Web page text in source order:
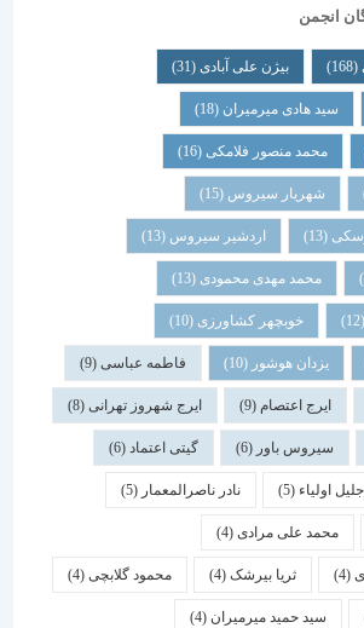
بیژن علی آبادی(31)
میرمیران(18)
منصور فلامکی (16)
سیروس(15)
اردشیر سیروس(13)
مهدی محمودی(13)
خوبچهر کشاورزی(10)
هوشور(10) فاطمه عباسی(9)
اعتصام(9) ایرج شهروز تهرانی(8)
باور(6) گیتی اعتماد(6)
(5) نادر ناصرالمعمار (5)
علی مرادی(4)
ثریا بیرشک(4) محمود گلابچی(4)
حمید میرمیران(4)